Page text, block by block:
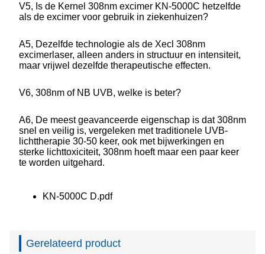
V5, Is de Kernel 308nm excimer KN-5000C hetzelfde
als de excimer voor gebruik in ziekenhuizen?
A5, Dezelfde technologie als de Xecl 308nm
excimerlaser, alleen anders in structuur en intensiteit,
maar vrijwel dezelfde therapeutische effecten.
V6, 308nm of NB UVB, welke is beter?
A6, De meest geavanceerde eigenschap is dat 308nm
snel en veilig is, vergeleken met traditionele UVB-
lichttherapie 30-50 keer, ook met bijwerkingen en
sterke lichttoxiciteit, 308nm hoeft maar een paar keer
te worden uitgehard.
KN-5000C D.pdf
Gerelateerd product